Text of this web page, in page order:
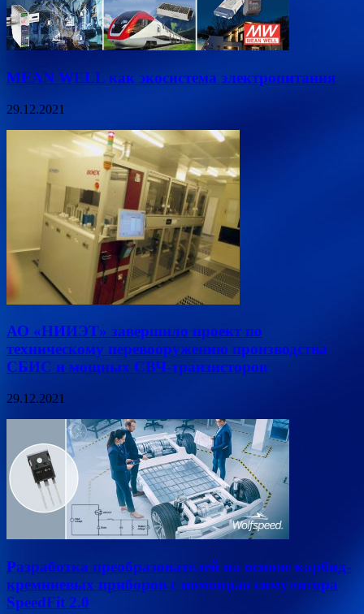
MEAN WELL как экосистема электропитания
29.12.2021
АО «НИИЭТ» завершило проект по
техническому перевооружению производства
СБИС и мощных СВЧ-транзисторов
29.12.2021
Разработка преобразователей на основе карбид-
кремниевых приборов с помощью симулятора
SpeedFit 2.0